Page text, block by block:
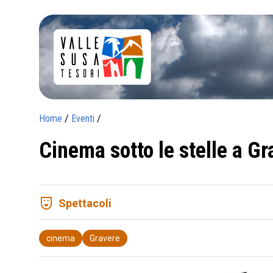
Home / Eventi /
Cinema sotto le stelle a
comedy_mask Spettacoli
cinema Gravere